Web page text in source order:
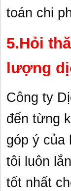
toán chi
5.Hỏi
lượng
Công ty
đến từng
góp ý của
tôi luôn
tốt nhất